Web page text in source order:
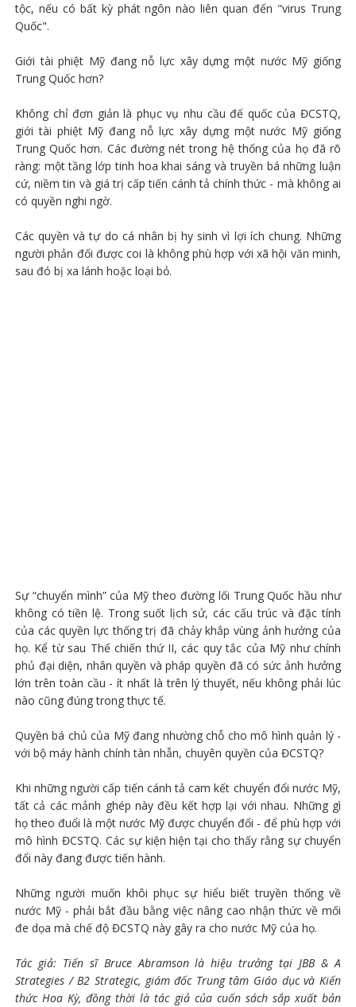
tộc, nếu có bất kỳ phát ngôn nào liên quan đến "virus Trung
Quốc".
Giới tài phiệt Mỹ đang nỗ lực xây dựng một nước Mỹ giống
Trung Quốc hơn?
Không chỉ đơn giản là phục vụ nhu cầu đế quốc của ĐCSTQ,
giới tài phiệt Mỹ đang nỗ lực xây dựng một nước Mỹ giống
Trung Quốc hơn. Các đường nét trong hệ thống của họ đã rõ
ràng: một tầng lớp tinh hoa khai sáng và truyền bá những luận
cứ, niềm tin và giá trị cấp tiến cánh tả chính thức - mà không ai
có quyền nghi ngờ.
Các quyền và tự do cá nhân bị hy sinh vì lợi ích chung. Những
người phản đối được coi là không phù hợp với xã hội văn minh,
sau đó bị xa lánh hoặc loại bỏ.
Sự “chuyển mình” của Mỹ theo đường lối Trung Quốc hầu như
không có tiền lệ. Trong suốt lịch sử, các cấu trúc và đặc tính
của các quyền lực thống trị đã chảy khắp vùng ảnh hưởng của
họ. Kể từ sau Thế chiến thứ II, các quy tắc của Mỹ như chính
phủ đại diện, nhân quyền và pháp quyền đã có sức ảnh hưởng
lớn trên toàn cầu - ít nhất là trên lý thuyết, nếu không phải lúc
nào cũng đúng trong thực tế.
Quyền bá chủ của Mỹ đang nhường chỗ cho mô hình quản lý -
với bộ máy hành chính tàn nhẫn, chuyên quyền của ĐCSTQ?
Khi những người cấp tiến cánh tả cam kết chuyển đổi nước Mỹ,
tất cả các mảnh ghép này đều kết hợp lại với nhau. Những gì
họ theo đuổi là một nước Mỹ được chuyển đổi - để phù hợp với
mô hình ĐCSTQ. Các sự kiện hiện tại cho thấy rằng sự chuyển
đổi này đang được tiến hành.
Những người muốn khôi phục sự hiểu biết truyền thống về
nước Mỹ - phải bắt đầu bằng việc nâng cao nhận thức về mối
đe dọa mà chế độ ĐCSTQ này gây ra cho nước Mỹ của họ.
Tác giả: Tiến sĩ Bruce Abramson là hiệu trưởng tại JBB & A
Strategies / B2 Strategic, giám đốc Trung tâm Giáo dục và Kiến
thức Hoa Kỳ, đồng thời là tác giả của cuốn sách sắp xuất bản